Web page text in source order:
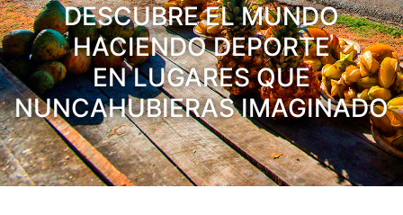
DESCUBRE EL MUNDO
HACIENDO DEPORTE
EN LUGARES QUE
NUNCAHUBIERAS IMAGINADO